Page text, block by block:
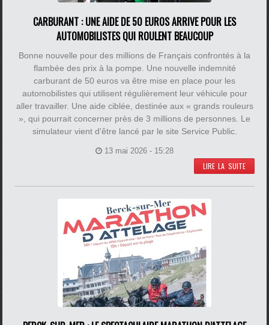
CARBURANT : UNE AIDE DE 50 EUROS ARRIVE POUR LES
AUTOMOBILISTES QUI ROULENT BEAUCOUP
Bonne nouvelle pour des millions de Français confrontés à la
flambée des prix à la pompe. Une nouvelle indemnité
carburant de 50 euros va être mise en place pour les
automobilistes qui utilisent régulièrement leur véhicule pour
aller travailler. Une aide ciblée, destinée aux « grands rouleurs
», qui pourrait concerner près de 3 millions de personnes. Le
simulateur vient d'être lancé par le site Service Public.
13 mai 2026 - 15:28
LIRE LA SUITE